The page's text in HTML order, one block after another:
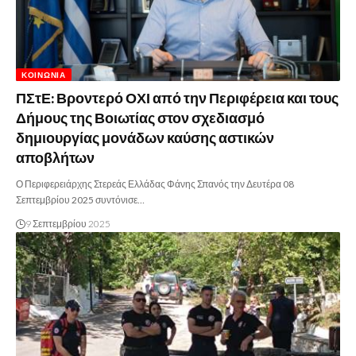
ΚΟΙΝΩΝΊΑ
ΠΣτΕ: Βροντερό ΟΧΙ από την Περιφέρεια και τους
Δήμους της Βοιωτίας στον σχεδιασμό
δημιουργίας μονάδων καύσης αστικών
αποβλήτων
Ο Περιφερειάρχης Στερεάς Ελλάδας Φάνης Σπανός την Δευτέρα 08
Σεπτεμβρίου 2025 συντόνισε…
9 Σεπτεμβρίου 2025